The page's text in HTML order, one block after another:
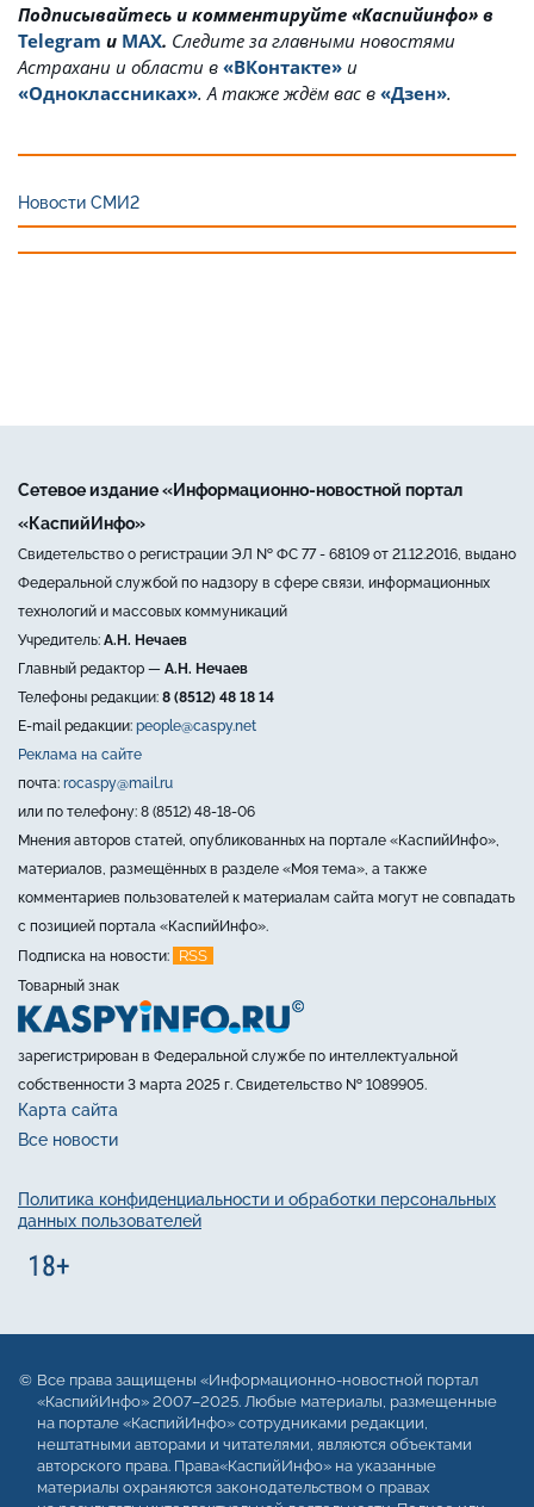
Подписывайтесь и комментируйте «Каспийинфо» в
Telegram и MAX. Cледите за главными новостями
Астрахани и области в «ВКонтакте» и
«Одноклассниках». А также ждём вас в «Дзен».
Новости СМИ2
Сетевое издание «Информационно-новостной портал
«КаспийИнфо»
Свидетельство о регистрации ЭЛ № ФС 77 - 68109 от 21.12.2016, выдано
Федеральной службой по надзору в сфере связи, информационных
технологий и массовых коммуникаций
Учредитель: А.Н. Нечаев
Главный редактор — А.Н. Нечаев
Телефоны редакции: 8 (8512) 48 18 14
E-mail редакции: people@caspy.net
Реклама на сайте
почта: rocaspy@mail.ru
или по телефону: 8 (8512) 48-18-06
Мнения авторов статей, опубликованных на портале «КаспийИнфо»,
материалов, размещённых в разделе «Моя тема», а также
комментариев пользователей к материалам сайта могут не совпадать
с позицией портала «КаспийИнфо».
Подписка на новости:
RSS
Товарный знак
зарегистрирован в Федеральной службе по интеллектуальной
собственности 3 марта 2025 г. Свидетельство № 1089905.
Карта сайта
Все новости
Политика конфиденциальности и обработки персональных
данных пользователей
Все права защищены «Информационно-новостной портал
«КаспийИнфо» 2007–2025. Любые материалы, размещенные
на портале «КаспийИнфо» сотрудниками редакции,
нештатными авторами и читателями, являются объектами
авторского права. Права«КаспийИнфо» на указанные
материалы охраняются законодательством о правах